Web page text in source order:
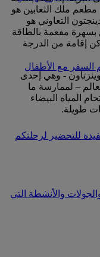
مطعم ملك الثعابين هو
التعاوني هو
بسهرة مفعمة بالطاقة
إقامة من الدرجة
- وهي إحدى
– لممارسة ما
المياه البيضاء
طويلة.
السفر مع الأطفال
للتحضير لرحلتكم
والأنشطة التي